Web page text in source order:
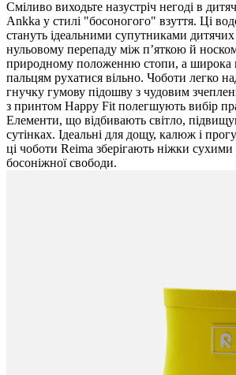
Сміливо виходьте назустріч негоді в
Ankka у стилі "босоногого" взуття. Ці
стануть ідеальними супутниками
нульовому перепаду між п’яткою й
природному положенню стопи, а широка
пальцям рухатися вільно. Чоботи легко
гнучку гумову підошву з чудовим
з принтом Happy Fit полегшують вибір
Елементи, що відбивають світло,
сутінках. Ідеальні для дощу, калюж і
ці чоботи Reima зберігають ніжки
босоніжної свободи.